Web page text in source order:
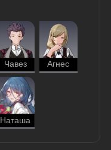
Чавез Агнес
Наташа